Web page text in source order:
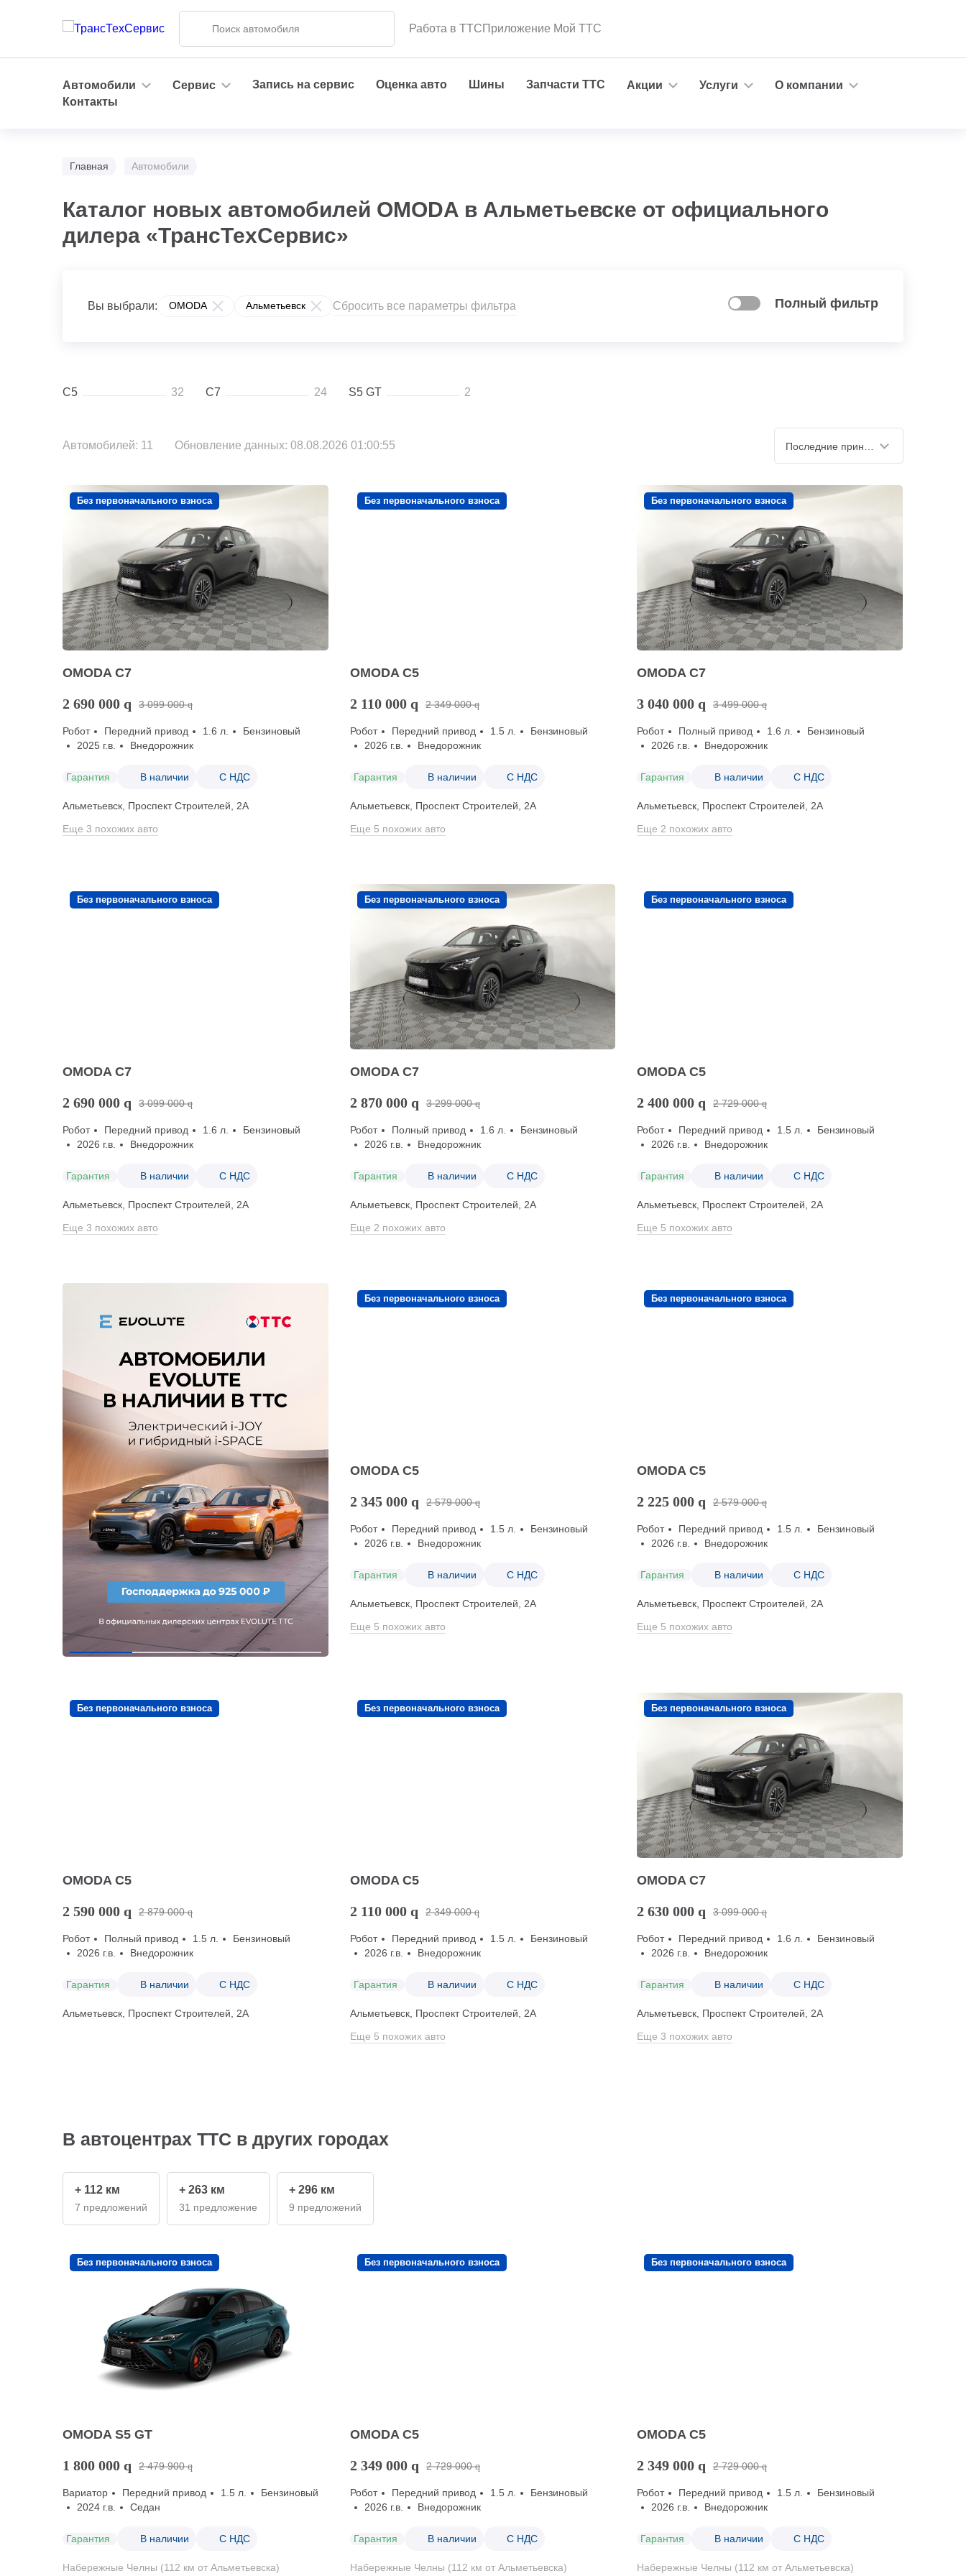
Работа в ТТСПриложение Мой ТТС
Автомобили Сервис Запись на сервис Оценка авто Шины Запчасти ТТС Акции Услуги
О компании
Контакты
Главная Автомобили
Каталог новых автомобилей OMODA в Альметьевске от официального
дилера «ТрансТехСервис»
Вы выбрали: OMODA Альметьевск Сбросить все параметры фильтра Полный фильтр
C5 32 C7 24 S5 GT 2
Автомобилей: 11 Обновление данных: 08.08.2026 01:00:55
Без первоначального взноса
OMODA C7
2 690 000 q 3 099 000 q
Робот Передний привод 1.6 л.
Бензиновый
2025 г.в.
Внедорожник
Гарантия В наличии С НДС
Альметьевск, Проспект Строителей, 2А
Еще 3 похожих авто
Без первоначального взноса
OMODA C5
2 110 000 q 2 349 000 q
Робот Передний привод 1.5 л.
Бензиновый
2026 г.в.
Внедорожник
Гарантия В наличии С НДС
Альметьевск, Проспект Строителей, 2А
Еще 5 похожих авто
Без первоначального взноса
OMODA C7
3 040 000 q 3 499 000 q
Робот Полный привод 1.6 л.
Бензиновый
2026 г.в.
Внедорожник
Гарантия В наличии С НДС
Альметьевск, Проспект Строителей, 2А
Еще 2 похожих авто
Без первоначального взноса
OMODA C7
2 690 000 q 3 099 000 q
Робот Передний привод 1.6 л.
Бензиновый
2026 г.в.
Внедорожник
Гарантия В наличии С НДС
Альметьевск, Проспект Строителей, 2А
Еще 3 похожих авто
Без первоначального взноса
OMODA C7
2 870 000 q 3 299 000 q
Робот Полный привод 1.6 л.
Бензиновый
2026 г.в.
Внедорожник
Гарантия В наличии С НДС
Альметьевск, Проспект Строителей, 2А
Еще 2 похожих авто
Без первоначального взноса
OMODA C5
2 400 000 q 2 729 000 q
Робот Передний привод 1.5 л.
Бензиновый
2026 г.в.
Внедорожник
Гарантия В наличии С НДС
Альметьевск, Проспект Строителей, 2А
Еще 5 похожих авто
Без первоначального взноса
OMODA C5
2 345 000 q 2 579 000 q
Робот Передний привод 1.5 л.
Бензиновый
2026 г.в.
Внедорожник
Гарантия В наличии С НДС
Альметьевск, Проспект Строителей, 2А
Еще 5 похожих авто
Без первоначального взноса
OMODA C5
2 225 000 q 2 579 000 q
Робот Передний привод 1.5 л.
Бензиновый
2026 г.в.
Внедорожник
Гарантия В наличии С НДС
Альметьевск, Проспект Строителей, 2А
Еще 5 похожих авто
Без первоначального взноса
OMODA C5
2 590 000 q 2 879 000 q
Робот Полный привод 1.5 л.
Бензиновый
2026 г.в.
Внедорожник
Гарантия В наличии С НДС
Альметьевск, Проспект Строителей, 2А
Без первоначального взноса
OMODA C5
2 110 000 q 2 349 000 q
Робот Передний привод 1.5 л.
Бензиновый
2026 г.в.
Внедорожник
Гарантия В наличии С НДС
Альметьевск, Проспект Строителей, 2А
Еще 5 похожих авто
Без первоначального взноса
OMODA C7
2 630 000 q 3 099 000 q
Робот Передний привод 1.6 л.
Бензиновый
2026 г.в.
Внедорожник
Гарантия В наличии С НДС
Альметьевск, Проспект Строителей, 2А
Еще 3 похожих авто
В автоцентрах ТТС в других городах
+ 112 км
7 предложений
+ 263 км
31 предложение
+ 296 км
9 предложений
Без первоначального взноса
OMODA S5 GT
1 800 000 q 2 479 900 q
Вариатор Передний привод 1.5 л.
Бензиновый
2024 г.в.
Седан
Гарантия В наличии С НДС
Набережные Челны (112 км от Альметьевска)
Без первоначального взноса
OMODA C5
2 349 000 q 2 729 000 q
Робот Передний привод 1.5 л.
Бензиновый
2026 г.в.
Внедорожник
Гарантия В наличии С НДС
Набережные Челны (112 км от Альметьевска)
Без первоначального взноса
OMODA C5
2 349 000 q 2 729 000 q
Робот Передний привод 1.5 л.
Бензиновый
2026 г.в.
Внедорожник
Гарантия В наличии С НДС
Набережные Челны (112 км от Альметьевска)